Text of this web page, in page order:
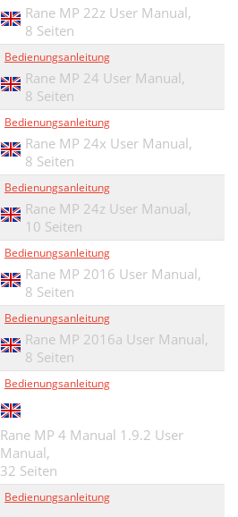
Rane MP 22z User Manual,
8 Seiten
Bedienungsanleitung
Rane MP 24 User Manual,
8 Seiten
Bedienungsanleitung
Rane MP 24x User Manual,
8 Seiten
Bedienungsanleitung
Rane MP 24z User Manual,
10 Seiten
Bedienungsanleitung
Rane MP 2016 User Manual,
8 Seiten
Bedienungsanleitung
Rane MP 2016a User Manual,
8 Seiten
Bedienungsanleitung
Rane MP 4 Manual 1.9.2 User
Manual,
32 Seiten
Bedienungsanleitung